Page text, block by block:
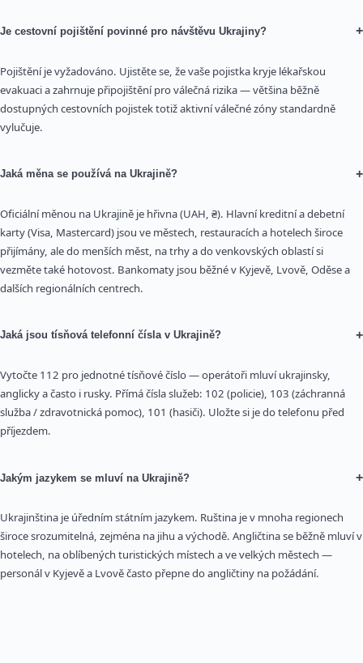
Je cestovní pojištění povinné pro návštěvu Ukrajiny? +
Pojištění je vyžadováno. Ujistěte se, že vaše pojistka kryje lékařskou
evakuaci a zahrnuje připojištění pro válečná rizika — většina běžně
dostupných cestovních pojistek totiž aktivní válečné zóny standardně
vylučuje.
Jaká měna se používá na Ukrajině? +
Oficiální měnou na Ukrajině je hřivna (UAH, ₴). Hlavní kreditní a debetní
karty (Visa, Mastercard) jsou ve městech, restauracích a hotelech široce
přijímány, ale do menších měst, na trhy a do venkovských oblastí si
vezměte také hotovost. Bankomaty jsou běžné v Kyjevě, Lvově, Oděse a
dalších regionálních centrech.
Jaká jsou tísňová telefonní čísla v Ukrajině? +
Vytočte 112 pro jednotné tísňové číslo — operátoři mluví ukrajinsky,
anglicky a často i rusky. Přímá čísla služeb: 102 (policie), 103 (záchranná
služba / zdravotnická pomoc), 101 (hasiči). Uložte si je do telefonu před
příjezdem.
Jakým jazykem se mluví na Ukrajině? +
Ukrajinština je úředním státním jazykem. Ruština je v mnoha regionech
široce srozumitelná, zejména na jihu a východě. Angličtina se běžně mluví v
hotelech, na oblíbených turistických místech a ve velkých městech —
personál v Kyjevě a Lvově často přepne do angličtiny na požádání.